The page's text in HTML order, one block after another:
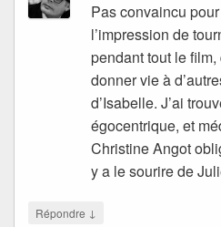
Pas convaincu
l’impression de
pendant tout le
donner vie à
d’Isabelle. J’ai
égocentrique, et
Christine Angot
y a le sourire de
Répondre ↓